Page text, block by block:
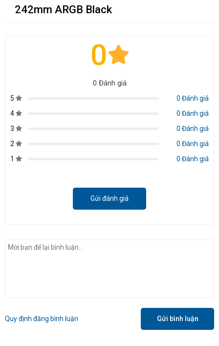
242mm ARGB Black
0
0 Đánh giá
5
0 Đánh giá
4
0 Đánh giá
3
0 Đánh giá
2
0 Đánh giá
1
0 Đánh giá
Gửi đánh giá
Quy định đăng bình luận Gửi bình luận